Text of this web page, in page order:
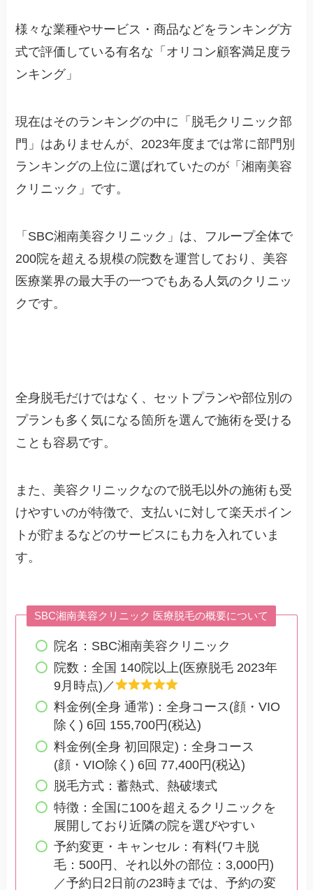
様々な業種やサービス・商品などをランキング方
式で評価している有名な「オリコン顧客満足度ラ
ンキング」
現在はそのランキングの中に「脱毛クリニック部
門」はありませんが、2023年度までは常に部門別
ランキングの上位に選ばれていたのが「湘南美容
クリニック」です。
「SBC湘南美容クリニック」は、フループ全体で
200院を超える規模の院数を運営しており、美容
医療業界の最大手の一つでもある人気のクリニッ
クです。
全身脱毛だけではなく、セットプランや部位別の
プランも多く気になる箇所を選んで施術を受ける
ことも容易です。
また、美容クリニックなので脱毛以外の施術も受
けやすいのが特徴で、支払いに対して楽天ポイン
トが貯まるなどのサービスにも力を入れていま
す。
SBC湘南美容クリニック 医療脱毛の概要について
院名：SBC湘南美容クリニック
院数：全国 140院以上(医療脱毛 2023年
9月時点)／
料金例(全身 通常)：全身コース(顔・VIO
除く) 6回 155,700円(税込)
料金例(全身 初回限定)：全身コース
(顔・VIO除く) 6回 77,400円(税込)
脱毛方式：蓄熱式、熱破壊式
特徴：全国に100を超えるクリニックを
展開しており近隣の院を選びやすい
予約変更・キャンセル：有料(ワキ脱
毛：500円、それ以外の部位：3,000円)
／予約日2日前の23時までは、予約の変